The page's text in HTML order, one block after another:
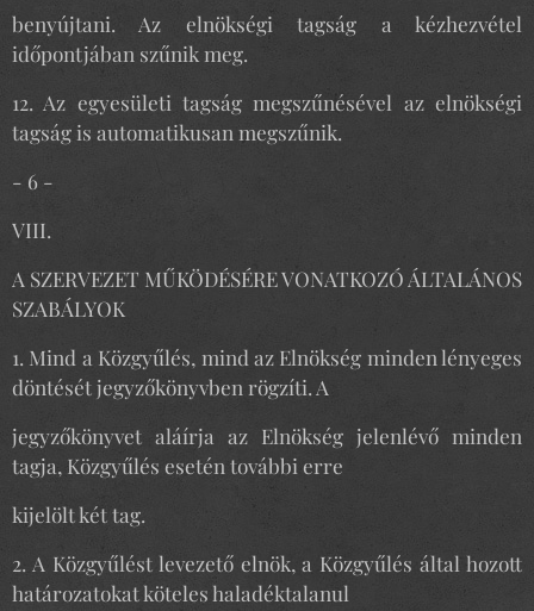
benyújtani. Az elnökségi tagság a kézhezvétel
időpontjában szűnik meg.
12. Az egyesületi tagság megszűnésével az elnökségi
tagság is automatikusan megszűnik.
- 6 -
VIII.
A SZERVEZET MŰKÖDÉSÉRE VONATKOZÓ ÁLTALÁNOS
SZABÁLYOK
1. Mind a Közgyűlés, mind az Elnökség minden lényeges
döntését jegyzőkönyvben rögzíti. A
jegyzőkönyvet aláírja az Elnökség jelenlévő minden
tagja, Közgyűlés esetén további erre
kijelölt két tag.
2. A Közgyűlést levezető elnök, a Közgyűlés által hozott
határozatokat köteles haladéktalanul